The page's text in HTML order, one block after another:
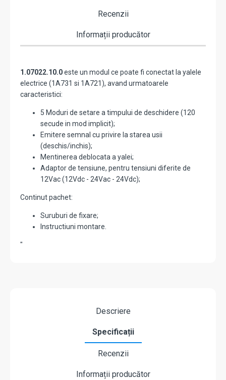
Recenzii
Informații producător
1.07022.10.0este un modul ce poate fi conectat la yalele
electrice (1A731 si 1A721), avand urmatoarele
caracteristici:
5 Moduri de setare a timpului de deschidere (120
secude in mod implicit);
Emitere semnal cu privire la starea usii
(deschis/inchis);
Mentinerea deblocata a yalei;
Adaptor de tensiune, pentru tensiuni diferite de
12Vac (12Vdc - 24Vac - 24Vdc);
Continut pachet:
Suruburi de fixare;
Instructiuni montare.
"
Descriere
Specificații
Recenzii
Informații producător